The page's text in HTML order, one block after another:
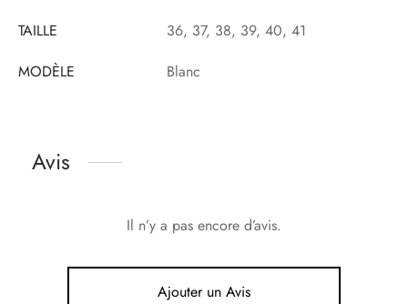
TAILLE
36, 37, 38, 39, 40, 41
MODÈLE
Blanc
Avis
Il n’y a pas encore d’avis.
Ajouter un Avis